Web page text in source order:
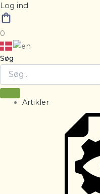
Log ind
0
Søg
Artikler